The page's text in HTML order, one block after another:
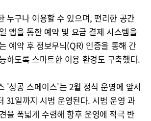
누구나 이용할 수 있으며, 편리한 공간
앱을 통한 예약 및 요금 결제 시스템을
예약 후 정보무늬(QR) 인증을 통해 간
하도록 스마트한 이용 환경도 구축했다.
'성공 스페이스'는 2월 정식 운영에 앞서
31일까지 시범 운영된다. 시범 운영 과
을 폭넓게 수렴해 향후 운영에 적극 반